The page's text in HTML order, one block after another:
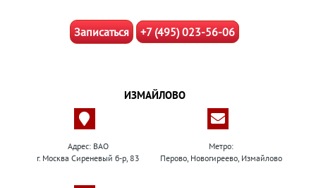
Записаться +7 (495) 023-56-06
ИЗМАЙЛОВО
Адрес: ВАО
г. Москва Сиреневый б-р, 83
Метро:
Перово, Новогиреево, Измайлово